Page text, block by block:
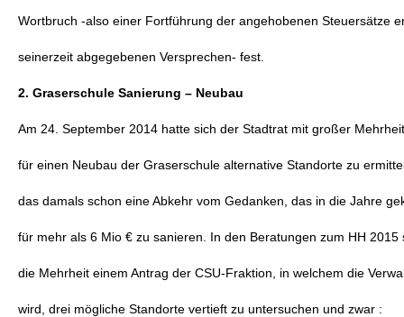
Wortbruch -also einer Fortführung der angehobenen Steuersätze
seinerzeit abgegebenen Versprechen- fest.
2. Graserschule Sanierung – Neubau
Am 24. September 2014 hatte sich der Stadtrat mit großer
für einen Neubau der Graserschule alternative Standorte zu
das damals schon eine Abkehr vom Gedanken, das in die Jahre
für mehr als 6 Mio € zu sanieren. In den Beratungen zum HH 2015
die Mehrheit einem Antrag der CSU-Fraktion, in welchem die
wird, drei mögliche Standorte vertieft zu untersuchen und zwar :